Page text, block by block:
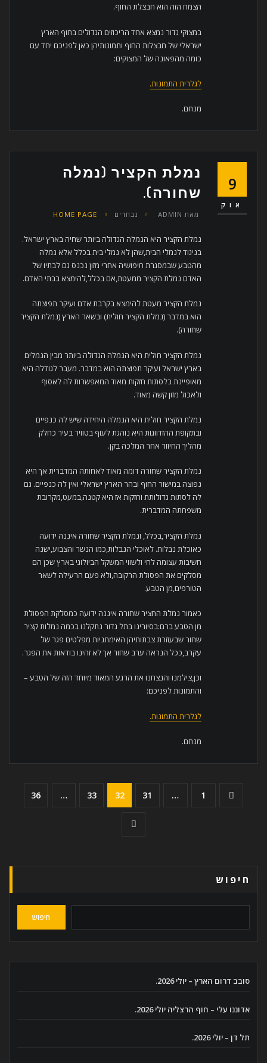
הצמח הזה הוא חבצלת החוף.
במצוקי גדור נמצא אחד הריכוזים הגדולים בחוף הארץ
ישראלי של חבצלות החוף ותמונותיהן כאן לפניכם יחד עם
כומה מהפאונה של המצוקים:
לגלרית התמונות.
מנחם.
9
אוק
נמלת הקציר (נמלה
שחורה).
מאת ADMIN נבחרים HOME PAGE
נמלת הקציר היא הנמלה הגדולה ביותר שחיה בארץ ישראל.
בניגוד לנמלי הבית,שהן לא נמלי בית בכלל אלא נמלה
מהטבע שבמסגרת חיפושיה אחרי מזון נכנס גם לבתיו של
האדם נמלת הקציר ממעטת,אם בכלל,להימצא בבתי האדם.
נמלת הקציר מעטת להימצא בקרבת אדם ועיקר תפוצתה
הוא במדבר (נמלת הקציר חולית) ובשאר הארץ (נמלת הקציר
שחורה).
נמלת הקציר חולית היא הנמלה הגדולה ביותר מבין הנמלים
בארץ ישראל ועיקר תפוצתה הוא במדבר. מעבר לגודלה היא
מאופיינת בלסתות חזקות מאוד המאפשרות לה לאסוף
ולאכול מזון קשה מאוד.
נמלת הקציר חולית היא הנמלה היחידה שיש לה כנפיים
ובתקופת ההזדווגות היא נוהגת לעוף בטוויר בעיר כחלק
מהליך החיזור אחר המלכה בקן.
נמלת הקציר שחורה דומה מאוד לאחותה המדברית אך היא
נפוצה במישור החוף ובהר הארץ ישראלי ואין לה כנפיים. גם
לה לסתות גדולותת וחזקות אז היא קטנה,במעט,מקרובת
משפחתה המדברית.
נמלת הקציר,בכלל, ונמלת הקציר שחורה איננה ידועה
כאוכלת נבלות. לאוכלי הנבלות,כמו הנשר והצבוע,ישנה
חשיבות עצומה לחי ולשווי המשקל הביולוגי בארץ שכן הם
מסלקים את הפסולת הרקובה,ולא פעם הרעילה לשאר
הטורפים,מן הטבע.
כאמור נמלת החציר שחורה איננה ידועה כמסלקת הפסולת
מן הטבע ברם:בסיורינו בתל גדור נתקלנו בכמה נמלות קציר
שחור שבעזזרת צבתותיהן האימתניות מפלטים פגר של
עקרב,ככל הנראה ערב שחור אך לא זהינו בודאות את הפגר.
וכן,צילמנו והנצחנו את הרגע המאוד מיוחד הזה של הטבע –
והתמונות לפניכם:
לגלרית התמונות.
מנחם.
Posts
1
…
31
32
33
…
36
חיפוש
חיפוש
סובב דרום הארץ – יולי 2026.
אדוננו עלי – חוף הרצליה יולי 2026.
תל דן – יולי 2026.